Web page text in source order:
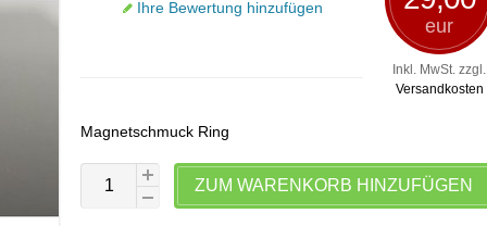
eur
Inkl. MwSt. zzgl.
Versandkosten
Ihre Bewertung hinzufügen
Magnetschmuck Ring
ZUM WARENKORB HINZUFÜGEN